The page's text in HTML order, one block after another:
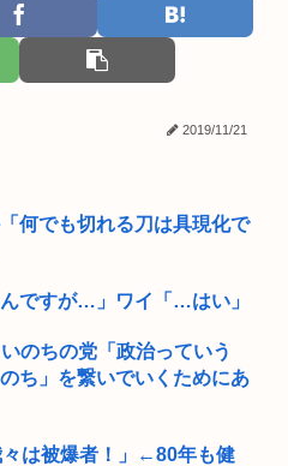
はめちゃめちゃえっちな美人だ
ぎやろｗｗ」ワイ「だよなｗｗ
麗果被告へのDV事案で逮捕され
高市
結婚したグラドル、息子の「自
んまか？」→疑った検事を裁判
2019/11/21
何でも切れる刀は具現化で
ですが…」ワイ「…はい」
のちの党「政治っていう
ち」を繋いでいくためにあ
は被爆者！」←80年も健